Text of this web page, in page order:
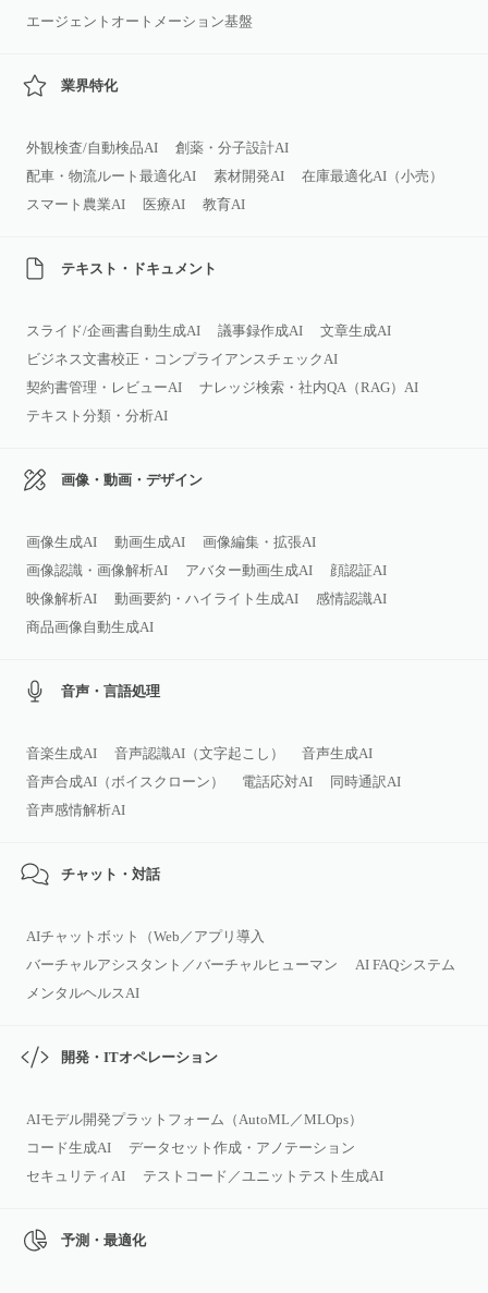
エージェントオートメーション基盤
業界特化
外観検査/自動検品AI
創薬・分子設計AI
配車・物流ルート最適化AI
素材開発AI
在庫最適化AI（小売）
スマート農業AI
医療AI 教育AI
テキスト・ドキュメント
スライド/企画書自動生成AI 議事録作成AI
文章生成AI
ビジネス文書校正・コンプライアンスチェックAI
契約書管理・レビューAI
ナレッジ検索・社内QA（RAG）AI
テキスト分類・分析AI
画像・動画・デザイン
画像生成AI 動画生成AI
画像編集・拡張AI
画像認識・画像解析AI
アバター動画生成AI
顔認証AI
映像解析AI
動画要約・ハイライト生成AI
感情認識AI
商品画像自動生成AI
音声・言語処理
音楽生成AI 音声認識AI（文字起こし）
音声生成AI
音声合成AI（ボイスクローン）
電話応対AI
同時通訳AI
音声感情解析AI
チャット・対話
AIチャットボット（Web／アプリ導入
バーチャルアシスタント／バーチャルヒューマン
AI FAQシステム
メンタルヘルスAI
開発・ITオペレーション
AIモデル開発プラットフォーム（AutoML／MLOps）
コード生成AI
データセット作成・アノテーション
セキュリティAI
テストコード／ユニットテスト生成AI
予測・最適化